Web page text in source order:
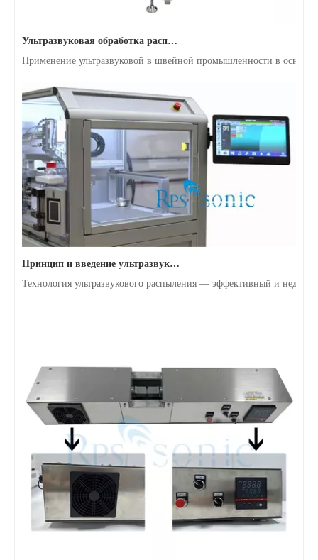
Применение ультразвуковой в швейной промышленности в
Принцип и введение ультразвукового распыления металлов
Технология ультразвукового распыления — эффективный и